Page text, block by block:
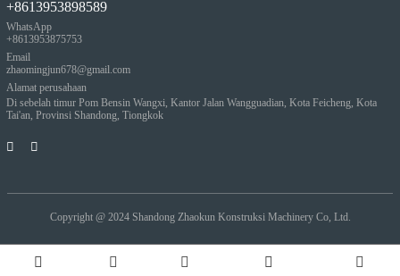
+8613953898589
WhatsApp
+8613953875753
Email
zhaomingjun678@gmail.com
Alamat perusahaan
Di sebelah timur Pom Bensin Wangxi, Kantor Jalan Wangguadian, Kota Feicheng, Kota
Tai'an, Provinsi Shandong, Tiongkok
Copyright @ 2024 Shandong Zhaokun Konstruksi Machinery Co, Ltd.